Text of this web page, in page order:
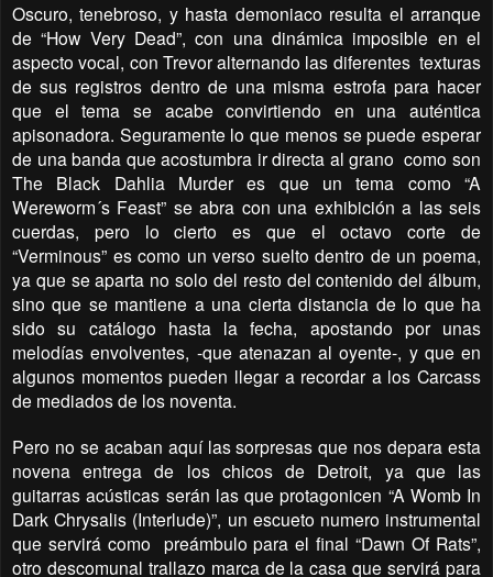
Oscuro, tenebroso, y hasta demoniaco resulta el arranque
de “How Very Dead”, con una dinámica imposible en el
aspecto vocal, con Trevor alternando las diferentes texturas
de sus registros dentro de una misma estrofa para hacer
que el tema se acabe convirtiendo en una auténtica
apisonadora. Seguramente lo que menos se puede esperar
de una banda que acostumbra ir directa al grano como son
The Black Dahlia Murder es que un tema como “A
Wereworm´s Feast” se abra con una exhibición a las seis
cuerdas, pero lo cierto es que el octavo corte de
“Verminous” es como un verso suelto dentro de un poema,
ya que se aparta no solo del resto del contenido del álbum,
sino que se mantiene a una cierta distancia de lo que ha
sido su catálogo hasta la fecha, apostando por unas
melodías envolventes, -que atenazan al oyente-, y que en
algunos momentos pueden llegar a recordar a los Carcass
de mediados de los noventa.
Pero no se acaban aquí las sorpresas que nos depara esta
novena entrega de los chicos de Detroit, ya que las
guitarras acústicas serán las que protagonicen “A Womb In
Dark Chrysalis (Interlude)”, un escueto numero instrumental
que servirá como preámbulo para el final “Dawn Of Rats”,
otro descomunal trallazo marca de la casa que servirá para